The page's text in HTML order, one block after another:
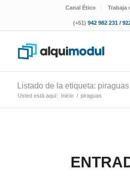
Canal Ético Trabaja
(+51) 942 982 231 /
Listado de la etiqueta: piraguas
Usted está aquí: Inicio / piraguas